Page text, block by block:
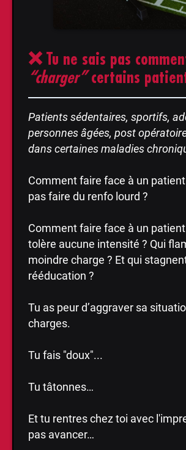
❌Tu ne sais pas
“charger”certains
Patients sédentaires, sportifs,
personnes âgées, post
dans certaines maladies
Comment faire face à un
pas faire du renfo lourd ?
Comment faire face à un
tolère aucune intensité ? Qui
moindre charge ? Et qui
rééducation ?
Tu as peur d’aggraver sa
charges.
Tu fais "doux"...
Tu tâtonnes…
Et tu rentres chez toi avec
pas avancer…